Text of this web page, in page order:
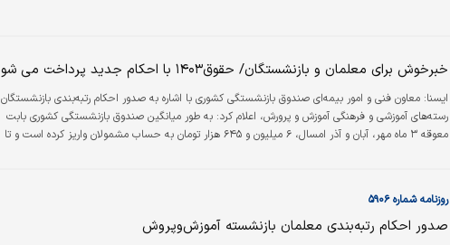
خبرخوش برای معلمان و بازنشستگان/ حقوق۱۴۰۳ با احکام جدید پرداخت می شود
ايسنا: معاون فنی و امور بیمه‌ای صندوق بازنشستگی کشوری با اشاره به صدور احکام رتبه‌بندی بازنشستگان
رسته‌های آموزشی و فرهنگی آموزش و پرورش، اعلام کرد: به طور میانگین صندوق بازنشستگی کشوری بابت
معوقه ۳ ماه مهر، آبان و آذر امسال، ۶ میلیون و ۶۴۵ هزار تومان به حساب مشمولان واریز کرده است و تا
روزنامه شماره ۵۹۰۶
صدور احکام رتبه‌بندی معلمان بازنشسته آموزش‌و‌پروش